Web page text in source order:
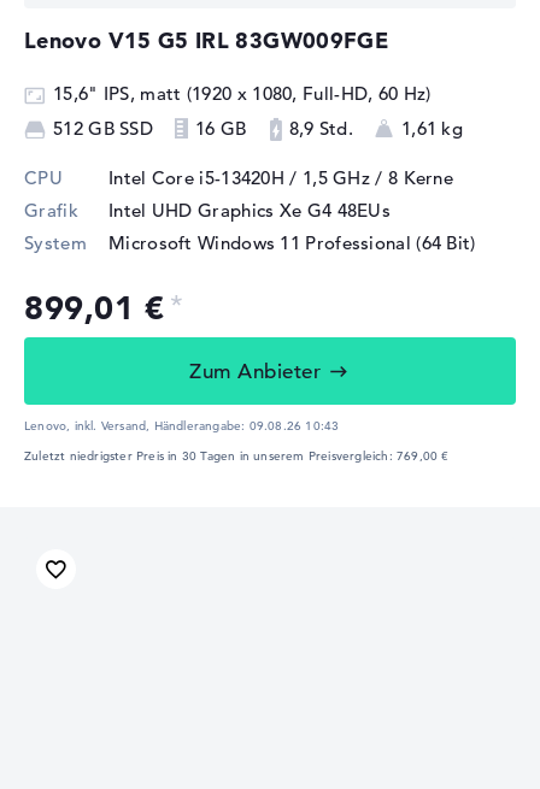
Lenovo V15 G5 IRL 83GW009FGE
15,6" IPS, matt (1920 x 1080, Full-HD, 60 Hz)
512 GB SSD
16 GB 8,9 Std. 1,61 kg
CPU Intel Core i5-13420H / 1,5 GHz / 8 Kerne
Grafik
Intel UHD Graphics Xe G4 48EUs
System
Microsoft Windows 11 Professional (64 Bit)
899,01 €
Zum Anbieter
Lenovo, inkl. Versand, Händlerangabe: 09.08.26 10:43
Zuletzt niedrigster Preis in 30 Tagen in unserem Preisvergleich: 769,00 €